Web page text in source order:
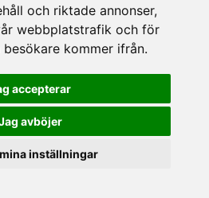
och riktade annonser,
webbplatstrafik och för
kommer ifrån.
accepterar
avböjer
inställningar